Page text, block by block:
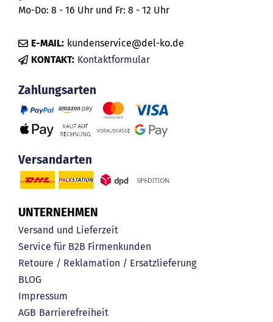
Mo-Do: 8 - 16 Uhr und Fr: 8 - 12 Uhr
E-MAIL: kundenservice@del-ko.de
KONTAKT: Kontaktformular
Zahlungsarten
Versandarten
UNTERNEHMEN
Versand und Lieferzeit
Service für B2B Firmenkunden
Retoure / Reklamation / Ersatzlieferung
BLOG
Impressum
AGB Barrierefreiheit